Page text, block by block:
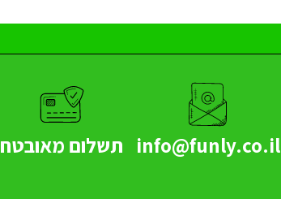
info@funly.co.il תשלום מאובטח